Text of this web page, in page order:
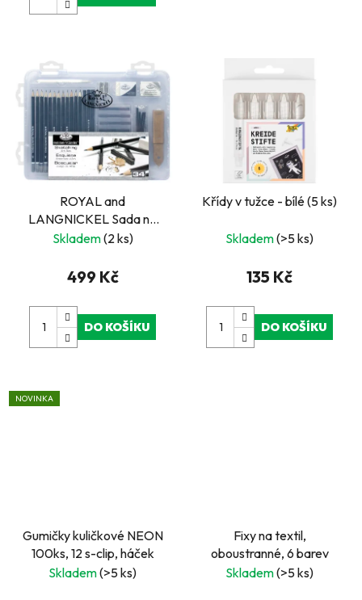
ROYAL and
LANGNICKEL Sada na
skicování plastovém
Skladem(2 ks)
499 Kč
DO KOŠÍKU
Křídy v tužce - bílé (5 ks)
Skladem(>5 ks)
135 Kč
DO KOŠÍKU
NOVINKA
Gumičky kuličkové NEON
100ks, 12 s-clip, háček
Skladem(>5 ks)
Fixy na textil,
oboustranné, 6 barev
Skladem(>5 ks)